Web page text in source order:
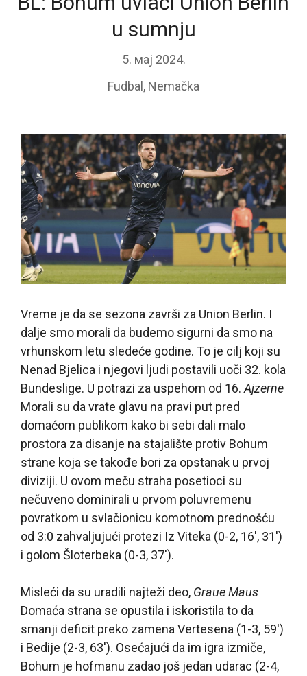
u sumnju
5. мај 2024.
Fudbal , Nemačka
Vreme je da se sezona završi za Union Berlin. I
dalje smo morali da budemo sigurni da smo na
vrhunskom letu sledeće godine. To je cilj koji su
Nenad Bjelica i njegovi ljudi postavili uoči 32. kola
Bundeslige. U potrazi za uspehom od 16. Ajzerne
Morali su da vrate glavu na pravi put pred
domaćom publikom kako bi sebi dali malo
prostora za disanje na stajalište protiv Bohum
strane koja se takođe bori za opstanak u prvoj
diviziji. U ovom meču straha posetioci su
nečuveno dominirali u prvom poluvremenu
povratkom u svlačionicu komotnom prednošću
od 3:0 zahvaljujući protezi Iz Viteka (0-2, 16′, 31′)
i golom Šloterbeka (0-3, 37′).
Misleći da su uradili najteži deo, Graue Maus
Domaća strana se opustila i iskoristila to da
smanji deficit preko zamena Vertesena (1-3, 59′)
i Bedije (2-3, 63′). Osećajući da im igra izmiče,
Bohum je hofmanu zadao još jedan udarac (2-4,